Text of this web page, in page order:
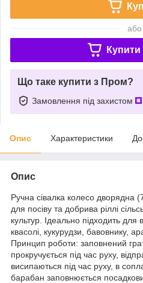
або
Купити
Що таке купити з Пром?
Замовлення під захистом
Опис Характеристики
Опис
Ручна сівалка колесо дворядна
для посіву та добрива ріллі
культур. Ідеально підходить
квасолі, кукурудзи, бавовнику,
Принцип роботи: заповнений
прокручується під час руху,
висипаються під час руху, в
барабан заповнюється